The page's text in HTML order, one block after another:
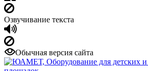
Озвучивание текста
Обычная версия сайта